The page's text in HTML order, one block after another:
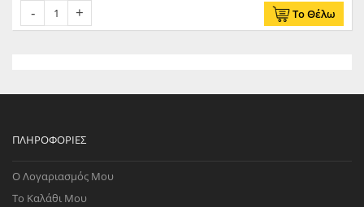
Το Θέλω
ΠΛΗΡΟΦΟΡΊΕΣ
Ο Λογαριασμός Μου
Το Καλάθι Μου